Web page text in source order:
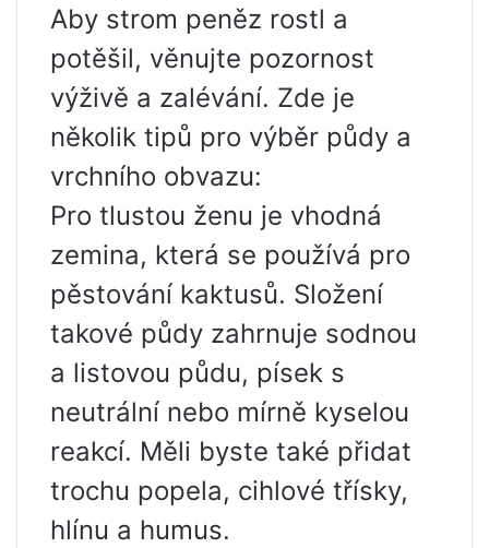
Aby strom peněz rostl a
potěšil, věnujte pozornost
výživě a zalévání. Zde je
několik tipů pro výběr půdy a
vrchního obvazu:
Pro tlustou ženu je vhodná
zemina, která se používá pro
pěstování kaktusů. Složení
takové půdy zahrnuje sodnou
a listovou půdu, písek s
neutrální nebo mírně kyselou
reakcí. Měli byste také přidat
trochu popela, cihlové třísky,
hlínu a humus.